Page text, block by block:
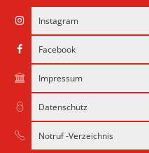
Instagram
Facebook
Impressum
Datenschutz
Notruf -Verzeichnis